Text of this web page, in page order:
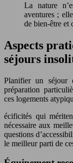
La nature
aventures ;
de bien-être et
Aspects
séjours
Planifier un séjour
préparation
ces logements
écificités qui
nécessaire aux
questions
le meilleur parti de